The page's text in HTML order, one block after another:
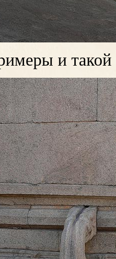
и